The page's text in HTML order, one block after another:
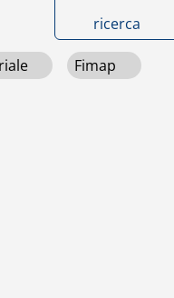
ricerca
Fimap